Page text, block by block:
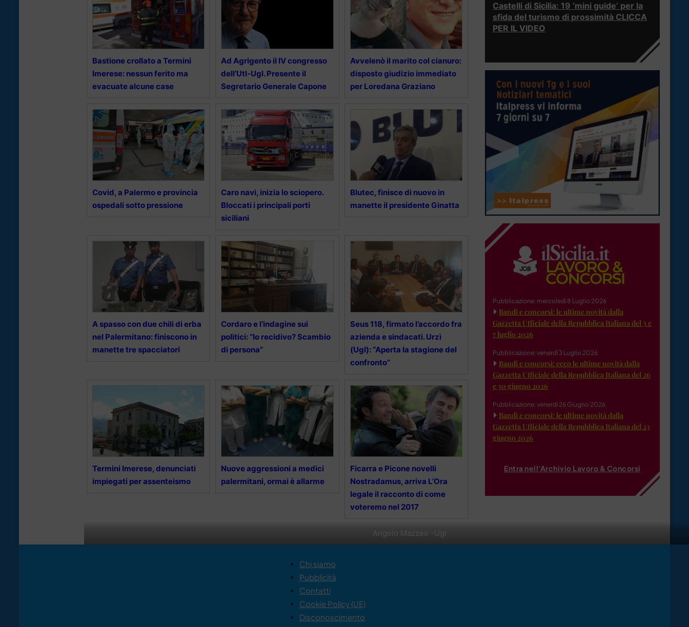
Angelo Mazzeo -Ugl
Bastione crollato a Termini
Imerese: nessun ferito ma
evacuate alcune case
Ad Agrigento il IV congresso
dell’Utl-Ugl. Presente il
Segretario Generale Capone
Avvelenò il marito col cianuro:
disposto giudizio immediato
per Loredana Graziano
Covid, a Palermo e provincia
ospedali sotto pressione
Caro navi, inizia lo sciopero.
Bloccati i principali porti
siciliani
Blutec, finisce di nuovo in
manette il presidente Ginatta
A spasso con due chili di erba
nel Palermitano: finiscono in
manette tre spacciatori
Cordaro e l’indagine sui
politici: “Io recidivo? Scambio
di persona”
Seus 118, firmato l’accordo fra
azienda e sindacati. Urzì
(Ugl): “Aperta la stagione del
confronto”
Termini Imerese, denunciati
impiegati per assenteismo
Nuove aggressioni a medici
palermitani, ormai è allarme
Ficarra e Picone novelli
Nostradamus, arriva L’Ora
legale il racconto di come
voteremo nel 2017
Castelli di Sicilia: 19 ‘mini guide’ per la
sfida del turismo di prossimità CLICCA
PER IL VIDEO
Pubblicazione: mercoledì 8 Luglio 2026
Bandi e concorsi: le ultime novità dalla
Gazzetta Ufficiale della Repubblica Italiana del 3 e
7 luglio 2026
Pubblicazione: venerdì 3 Luglio 2026
Bandi e concorsi: ecco le ultime novità dalla
Gazzetta Ufficiale della Repubblica Italiana del 26
e 30 giugno 2026
Pubblicazione: venerdì 26 Giugno 2026
Bandi e concorsi: le ultime novità dalla
Gazzetta Ufficiale della Repubblica Italiana del 23
giugno 2026
Entra nell'Archivio Lavoro & Concorsi
Chi siamo
Pubblicità
Contatti
Cookie Policy (UE)
Disconoscimento